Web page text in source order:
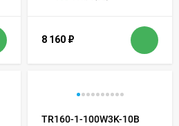
8 160 ₽
TR160-1-100W3K-10B